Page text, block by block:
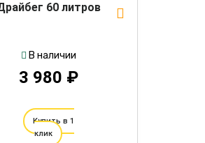
60 литров
В наличии
3 980 ₽
Купить в 1
клик